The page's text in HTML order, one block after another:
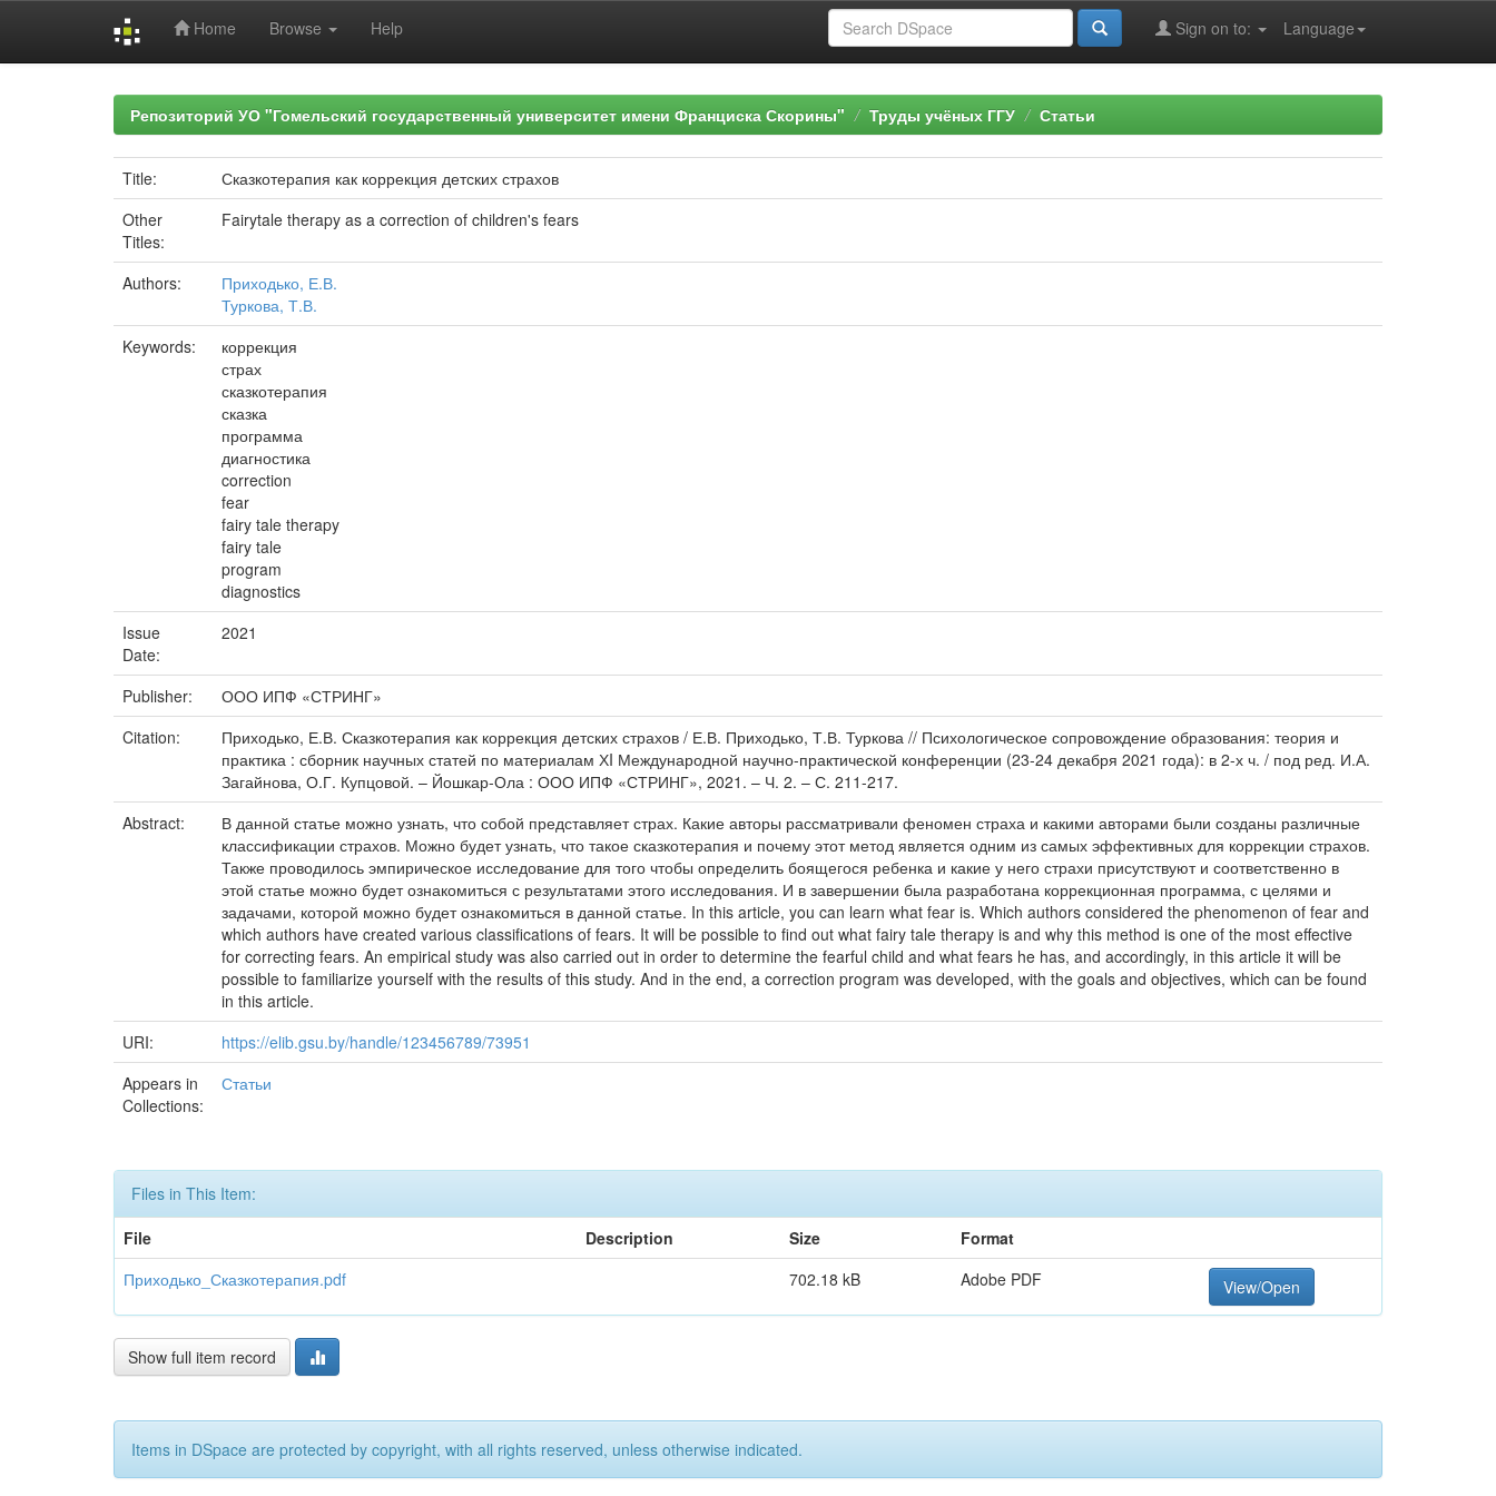
Home Browse Help Language
Sign on to:
Репозиторий УО "Гомельский государственный университет имени Франциска Скорины" Труды учёных ГГУ Статьи
Title:
Сказкотерапия как коррекция детских страхов
Other
Titles:
Fairytale therapy as a correction of children's fears
Authors:
Приходько, Е.В.
Туркова, Т.В.
Keywords:
коррекция
страх
сказкотерапия
сказка
программа
диагностика
correction
fear
fairy tale therapy
fairy tale
program
diagnostics
Issue
Date:
2021
Publisher:
ООО ИПФ «СТРИНГ»
Citation:
Приходько, Е.В. Сказкотерапия как коррекция детских страхов / Е.В. Приходько, Т.В. Туркова // Психологическое сопровождение образования: теория и
практика : сборник научных статей по материалам ХI Международной научно-практической конференции (23-24 декабря 2021 года): в 2-х ч. / под ред. И.А.
Загайнова, О.Г. Купцовой. – Йошкар-Ола : ООО ИПФ «СТРИНГ», 2021. – Ч. 2. – С. 211-217.
Abstract:
В данной статье можно узнать, что собой представляет страх. Какие авторы рассматривали феномен страха и какими авторами были созданы различные
классификации страхов. Можно будет узнать, что такое сказкотерапия и почему этот метод является одним из самых эффективных для коррекции страхов.
Также проводилось эмпирическое исследование для того чтобы определить боящегося ребенка и какие у него страхи присутствуют и соответственно в
этой статье можно будет ознакомиться с результатами этого исследования. И в завершении была разработана коррекционная программа, с целями и
задачами, которой можно будет ознакомиться в данной статье. In this article, you can learn what fear is. Which authors considered the phenomenon of fear and
which authors have created various classifications of fears. It will be possible to find out what fairy tale therapy is and why this method is one of the most effective
for correcting fears. An empirical study was also carried out in order to determine the fearful child and what fears he has, and accordingly, in this article it will be
possible to familiarize yourself with the results of this study. And in the end, a correction program was developed, with the goals and objectives, which can be found
in this article.
URI:
https://elib.gsu.by/handle/123456789/73951
Appears in
Collections:
Статьи
Files in This Item:
File
Description Size
Format
Приходько_Сказкотерапия.pdf
702.18 kB Adobe PDF View/Open
Show full item record
Items in DSpace are protected by copyright, with all rights reserved, unless otherwise indicated.